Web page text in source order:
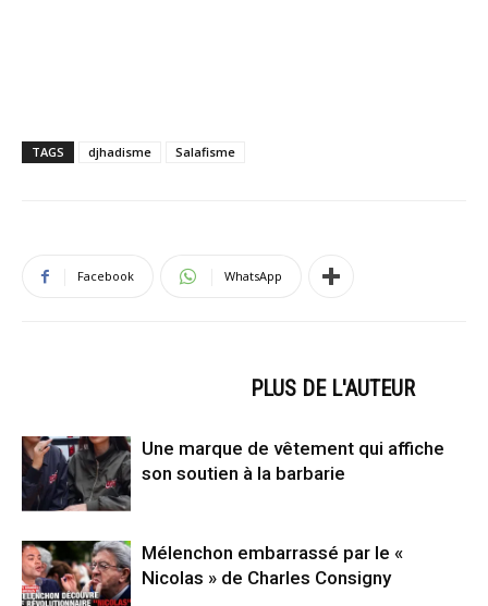
TAGS djhadisme Salafisme
Facebook WhatsApp
PLUS DE L'AUTEUR
Une marque de vêtement qui affiche
son soutien à la barbarie
Mélenchon embarrassé par le «
Nicolas » de Charles Consigny